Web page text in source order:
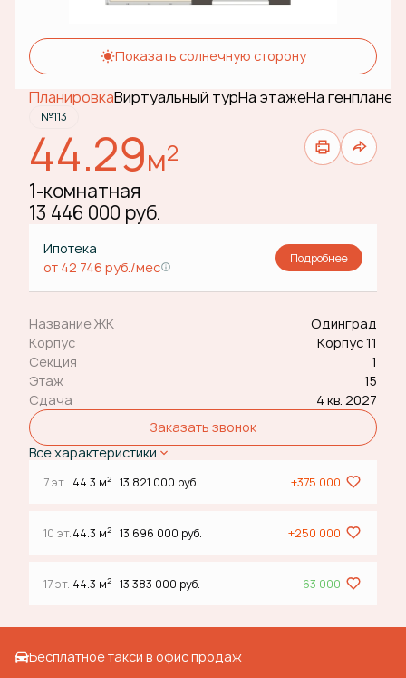
Показать солнечную сторону
ПланировкаВиртуальный турНа этажеНа генплане
№113
44.29м2
1-комнатная
13 446 000 руб.
Ипотека
от 42 746 руб./мес
Подробнее
Название ЖК
Одинград
Корпус
Корпус 11
Секция
1
Этаж
15
Сдача
4 кв. 2027
Заказать звонок
Все характеристики
7 эт. 44.3 м2 13 821 000 руб. +375 000
10 эт.44.3 м2 13 696 000 руб. +250 000
17 эт. 44.3 м2 13 383 000 руб. -63 000
Бесплатное такси в офис продаж